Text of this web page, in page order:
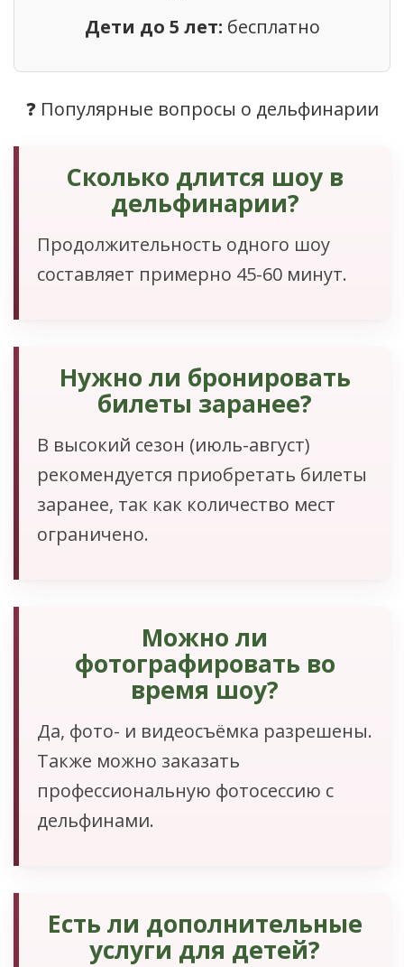
Дети до 5 лет: бесплатно
❓ Популярные вопросы о дельфинарии
Сколько длится шоу в
дельфинарии?
Продолжительность одного шоу
составляет примерно 45-60 минут.
Нужно ли бронировать
билеты заранее?
В высокий сезон (июль-август)
рекомендуется приобретать билеты
заранее, так как количество мест
ограничено.
Можно ли
фотографировать во
время шоу?
Да, фото- и видеосъёмка разрешены.
Также можно заказать
профессиональную фотосессию с
дельфинами.
Есть ли дополнительные
услуги для детей?